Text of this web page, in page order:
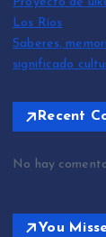
Los Ríos
Saberes,
significado
Recent
No hay
You